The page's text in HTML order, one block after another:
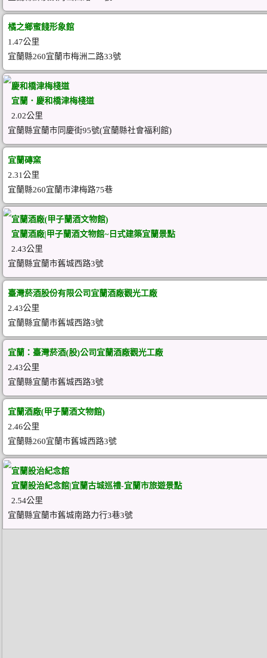
橘之鄉蜜餞形象館
1.47公里
宜蘭縣260宜蘭市梅洲二路33號
慶和橋津梅棧道
宜蘭．慶和橋津梅棧道
2.02公里
宜蘭縣宜蘭市同慶街95號(宜蘭縣社會福利館)
宜蘭磚窯
2.31公里
宜蘭縣260宜蘭市津梅路75巷
宜蘭酒廠(甲子蘭酒文物館)
宜蘭酒廠|甲子蘭酒文物館~日式建築宜蘭景點
2.43公里
宜蘭縣宜蘭市舊城西路3號
臺灣菸酒股份有限公司宜蘭酒廠觀光工廠
2.43公里
宜蘭縣宜蘭市舊城西路3號
宜蘭：臺灣菸酒(股)公司宜蘭酒廠觀光工廠
2.43公里
宜蘭縣宜蘭市舊城西路3號
宜蘭酒廠(甲子蘭酒文物館)
2.46公里
宜蘭縣260宜蘭市舊城西路3號
宜蘭設治紀念館
宜蘭設治紀念館|宜蘭古城巡禮-宜蘭市旅遊景點
2.54公里
宜蘭縣宜蘭市舊城南路力行3巷3號